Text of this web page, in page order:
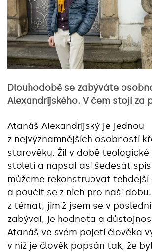
Dlouhodobě se zabýváte
Alexandrijského. V čem stojí za
Atanáš Alexandrijský je jednou
z nejvýznamnějších osobností
starověku. Žil v době teologické
století a napsal asi šedesát
můžeme rekonstruovat tehdejší
a poučit se z nich pro naši
z témat, jimiž jsem se v
zabýval, je hodnota a
Atanáš ve svém pojetí člověka
v níž je člověk popsán tak, že